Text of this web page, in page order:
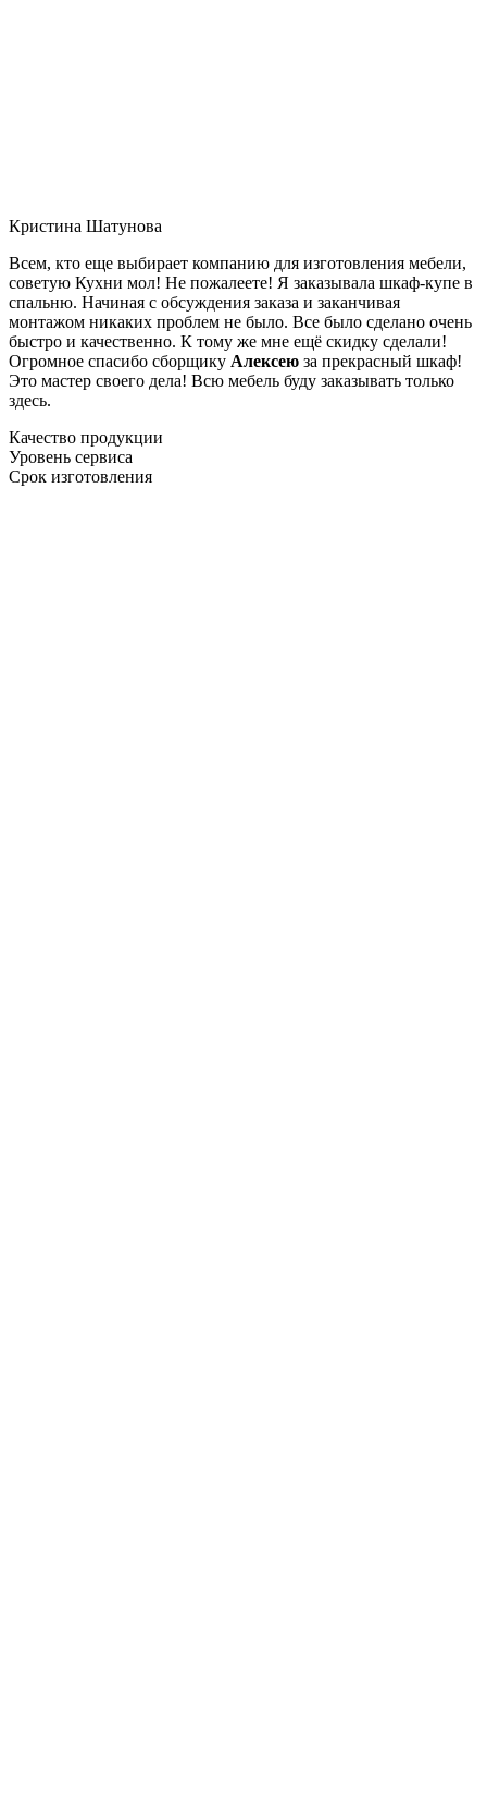
Кристина Шатунова
Всем, кто еще выбирает компанию для изготовления мебели,
советую Кухни мол! Не пожалеете! Я заказывала шкаф-купе в
спальню. Начиная с обсуждения заказа и заканчивая
монтажом никаких проблем не было. Все было сделано очень
быстро и качественно. К тому же мне ещё скидку сделали!
Огромное спасибо сборщику Алексею за прекрасный шкаф!
Это мастер своего дела! Всю мебель буду заказывать только
здесь.
Качество продукции
Уровень сервиса
Срок изготовления